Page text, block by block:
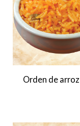
Orden de arroz